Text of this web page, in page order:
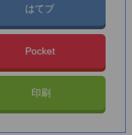
はてブ
Pocket
印刷